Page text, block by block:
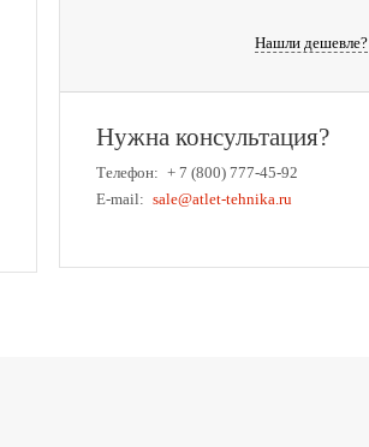
Нашли дешевле?
Нужна консультация?
Телефон: + 7 (800) 777-45-92
E-mail: sale@atlet-tehnika.ru